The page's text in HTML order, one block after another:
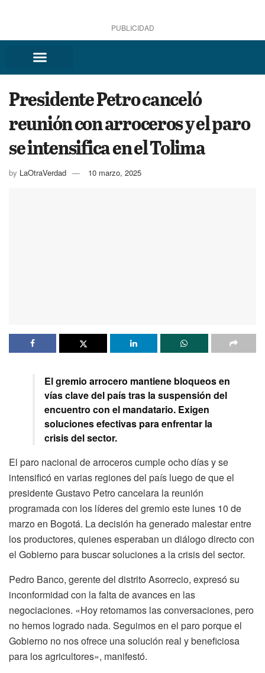
PUBLICIDAD
Presidente Petro canceló
reunión con arroceros y el paro
se intensifica en el Tolima
by LaOtraVerdad 10 marzo, 2025
El gremio arrocero mantiene bloqueos en
vías clave del país tras la suspensión del
encuentro con el mandatario. Exigen
soluciones efectivas para enfrentar la
crisis del sector.
El paro nacional de arroceros cumple ocho días y se
intensificó en varias regiones del país luego de que el
presidente Gustavo Petro cancelara la reunión
programada con los líderes del gremio este lunes 10 de
marzo en Bogotá. La decisión ha generado malestar entre
los productores, quienes esperaban un diálogo directo con
el Gobierno para buscar soluciones a la crisis del sector.
Pedro Banco, gerente del distrito Asorrecio, expresó su
inconformidad con la falta de avances en las
negociaciones. «Hoy retomamos las conversaciones, pero
no hemos logrado nada. Seguimos en el paro porque el
Gobierno no nos ofrece una solución real y beneficiosa
para los agricultores», manifestó.